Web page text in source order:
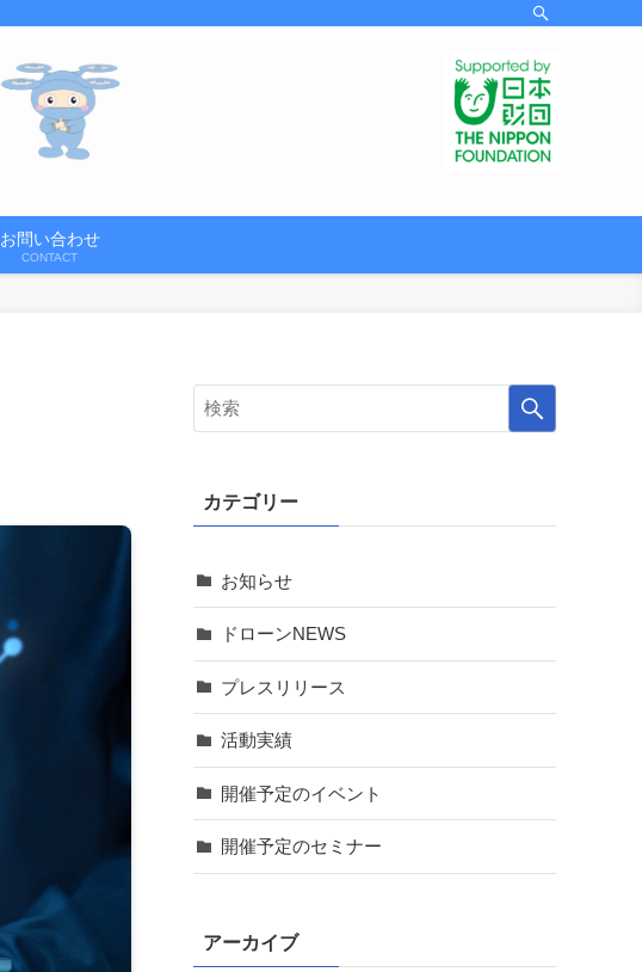
お問い合わせ
CONTACT
カテゴリー
お知らせ
ドローンNEWS
プレスリリース
活動実績
開催予定のイベント
開催予定のセミナー
アーカイブ